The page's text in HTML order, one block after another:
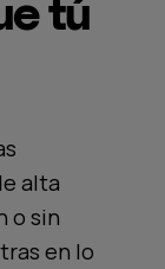
tú
alta
o sin
en lo